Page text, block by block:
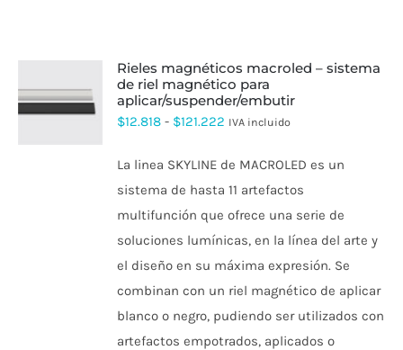
ESTE
PRODUCTO
VARIANTES.
rieles magnéticos macroled – sistema
de riel magnético para
aplicar/suspender/embutir
$12.818 - $121.222 Rango
precios:
desde
$12.818
hasta
$121.222
IVA incluido
La linea SKYLINE de MACROLED es un
sistema de hasta 11 artefactos
multifunción que ofrece una serie de
soluciones lumínicas, en la línea del arte y
el diseño en su máxima expresión. Se
combinan con un riel magnético de aplicar
blanco o negro, pudiendo ser utilizados con
artefactos empotrados, aplicados o